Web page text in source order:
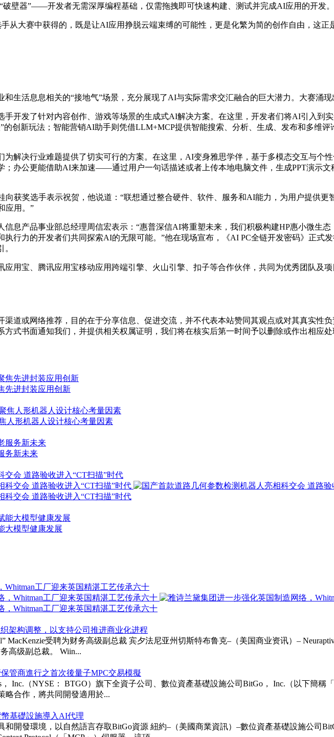
壁器”——开发者无需深厚编程基础，仅需拖拽即可快速构建、测试并完成AI应用的开发。
从大赛中获得的，既是让AI应用挣脱云端束缚的可能性，更是化繁为简的创作自由，这正
生活息息相关的“接地气”场景，充分展现了AI与实际需求交汇融合的巨大潜力。大赛涌现
手开发了针对内容创作、游戏等场景的生成式AI解决方案。在这里，开发者们将AI引入到
的创新玩法；智能营销AI助手则凭借LLM+MCP提供智能搜索、分析、生成、发布和多维
为解决行业难题提供了切实可行的方案。在这里，AI变身雅思学伴，基于多模态交互与个
；办公更能借助AI来加速——通过用户一句话描述或者上传本地电脑文件，生成PPT演示文
获奖选手表示祝贺，他说道：“联想通过整合硬件、软件、服务和AI能力，为用户提供
应用。”
信息产品事业部总经理周信宏表示：“惠普深信AI将重塑未来，我们积极构建HP惠小微生
执行力的开发者们共同探索AI的无限可能。”他在现场宣布，《AI PC全链开发密码》正式
应用宝、腾讯应用宝移动应用跨端引擎、火山引擎、扣子等合作伙伴，共同为优秀团队及
渠道或网络推荐，目的在于分享信息、促进交流，并不代表本站赞同其观点或对其真实性
式书面通知我们，并提供相关权属证明，我们将在核实后第一时间予以删除或作出相应处
先进封装应用创新
人形机器人设计核心考量因素
务新未来
交会 道路验收进入“CT扫描”时代
大模型健康发展
工厂迎来英国精湛工艺传承六十
织架构调整，以支持公司推进商业化进程
MacKenzie受聘为财务高级副总裁 宾夕法尼亚州切斯特布鲁克–（美国商业资讯）–
高级副总裁。 Wiin...
保管商進行之首次後量子MPC交易模擬
Inc.（NYSE： BTGO）旗下全資子公司、數位資產基礎設施公司BitGo， Inc.（以下簡稱「
略合作，將共同開發適用於...
基礎設施導入AI代理
開發環境，以自然語言存取BitGo資源 紐約–（美國商業資訊）–數位資產基礎設施公司